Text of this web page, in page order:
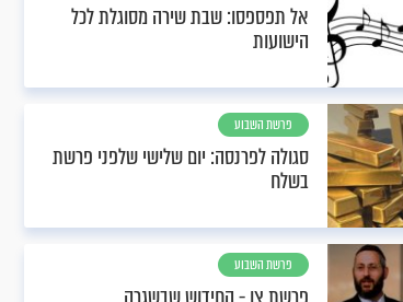
אל תפספסו: שבת שירה מסוגלת לכל
הישועות
פרשת השבוע
סגולה לפרנסה: יום שלישי שלפני פרשת
בשלח
פרשת השבוע